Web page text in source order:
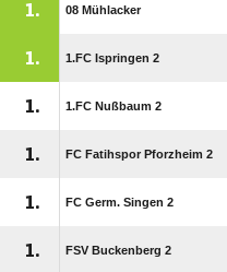
1. 08 Mühlacker
1. 1.FC Ispringen 2
1. 1.FC Nußbaum 2
1. FC Fatihspor Pforzheim 2
1. FC Germ. Singen 2
1. FSV Buckenberg 2